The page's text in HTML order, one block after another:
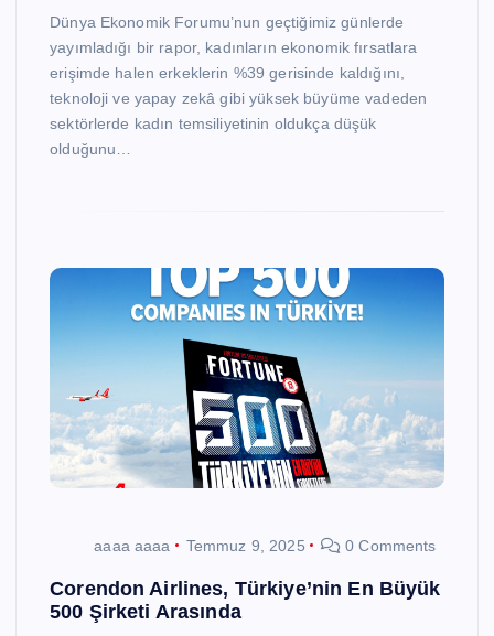
Dünya Ekonomik Forumu’nun geçtiğimiz günlerde
yayımladığı bir rapor, kadınların ekonomik fırsatlara
erişimde halen erkeklerin %39 gerisinde kaldığını,
teknoloji ve yapay zekâ gibi yüksek büyüme vadeden
sektörlerde kadın temsiliyetinin oldukça düşük
olduğunu…
aaaa aaaa Temmuz 9, 2025 0 Comments
Corendon Airlines, Türkiye’nin En Büyük
500 Şirketi Arasında